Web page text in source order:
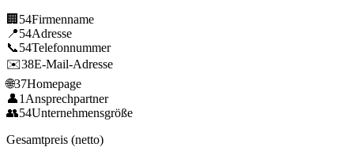
🏢 54Firmenname
📍54Adresse
📞54Telefonnummer
✉️38E-Mail-Adresse
🌐37Homepage
👤1 Ansprechpartner
👥54Unternehmensgröße
Gesamtpreis (netto)